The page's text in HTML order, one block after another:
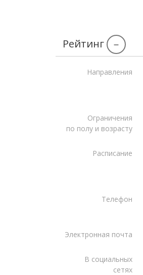
Рейтинг –
Направления
Ограничения
по полу и возрасту
Расписание
Телефон
Электронная почта
В социальных
сетях